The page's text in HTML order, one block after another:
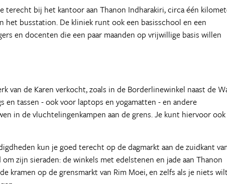
terecht bij het kantoor aan Thanon Indharakiri, circa één
het busstation. De kliniek runt ook een basisschool en een
en docenten die een paar maanden op vrijwillige basis willen
van de Karen verkocht, zoals in de Borderlinewinkel naast de
en tassen - ook voor laptops en yogamatten - en andere
in de vluchtelingenkampen aan de grens. Je kunt hiervoor ook
kun je goed terecht op de dagmarkt aan de zuidkant
zijn sieraden: de winkels met edelstenen en jade aan Thanon
kramen op de grensmarkt van Rim Moei, en zelfs als je niets wilt